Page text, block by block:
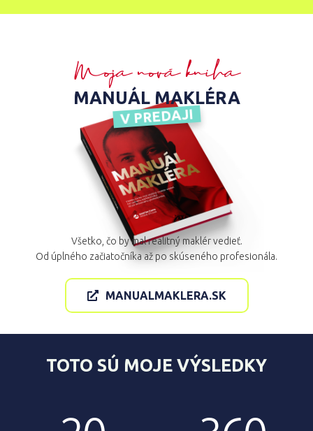
Moja nová kniha
MANUÁL MAKLÉRA
V PREDAJI
Všetko, čo by mal realitný maklér vedieť.
Od úplného začiatočníka až po skúseného profesionála.
MANUALMAKLERA.SK
TOTO SÚ MOJE VÝSLEDKY